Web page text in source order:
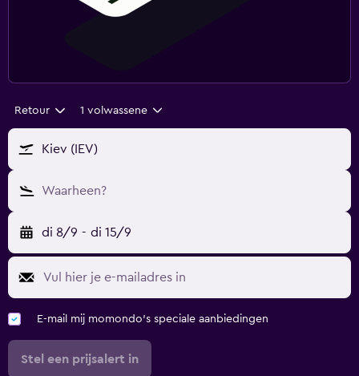
Retour 1 volwassene
Kiev (IEV)
Waarheen?
di 8/9 - di 15/9
E-mail mij momondo's speciale aanbiedingen
Stel een prijsalert in